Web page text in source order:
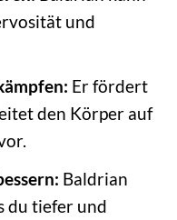
und
Er fördert
den Körper auf
Baldrian
du tiefer und